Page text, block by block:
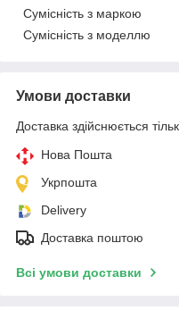
Сумісність з маркою
Сумісність з моделлю
Умови доставки
Доставка здійснюється
Нова Пошта
Укрпошта
Delivery
Доставка поштою
Всі умови доставки